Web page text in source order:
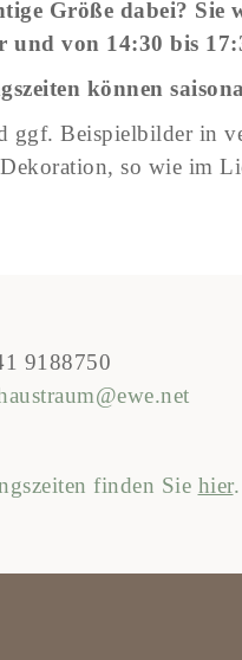
Größe dabei? Sie
und von 14:30 bis
können
ggf. Beispielbilder in
so wie im
9188750
finden Sie hier.